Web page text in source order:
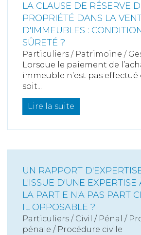
LA CLAUSE DE RÉSERVE
PROPRIÉTÉ DANS LA
D'IMMEUBLES :
SÛRETÉ ?
Particuliers / Patrimoine /
Lorsque le paiement de
immeuble n’est pas
soit...
Lire la suite
UN RAPPORT
L'ISSUE D'UNE EXPERTISE
LA PARTIE N'A PAS
IL OPPOSABLE ?
Particuliers / Civil / Pénal /
pénale / Procédure civile